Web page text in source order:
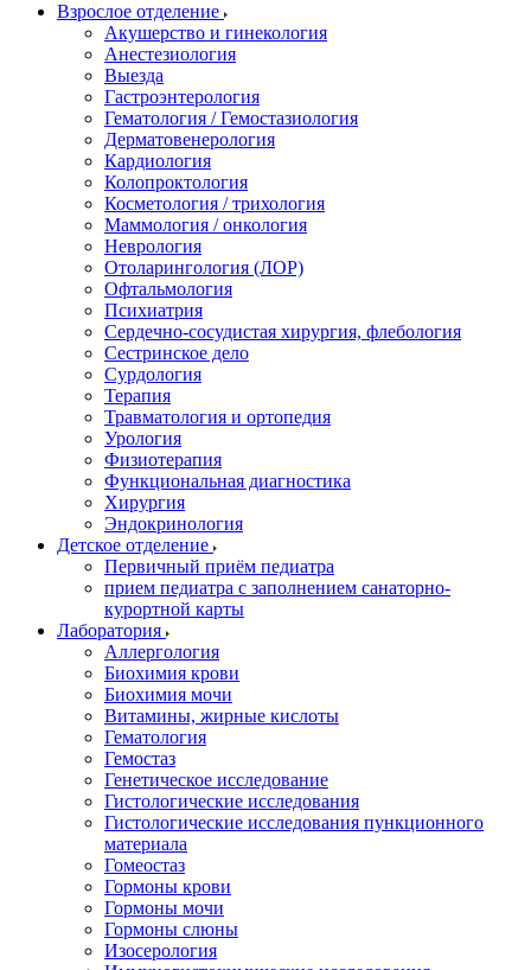
Взрослое отделение
Акушерство и гинекология
Анестезиология
Выезда
Гастроэнтерология
Гематология / Гемостазиология
Дерматовенерология
Кардиология
Колопроктология
Косметология / трихология
Маммология / онкология
Неврология
Отоларингология (ЛОР)
Офтальмология
Психиатрия
Сердечно-сосудистая хирургия, флебология
Сестринское дело
Сурдология
Терапия
Травматология и ортопедия
Урология
Физиотерапия
Функциональная диагностика
Хирургия
Эндокринология
Детское отделение
Первичный приём педиатра
прием педиатра с заполнением санаторно-
курортной карты
Лаборатория
Аллергология
Биохимия крови
Биохимия мочи
Витамины, жирные кислоты
Гематология
Гемостаз
Генетическое исследование
Гистологические исследования
Гистологические исследования пункционного
материала
Гомеостаз
Гормоны крови
Гормоны мочи
Гормоны слюны
Изосерология